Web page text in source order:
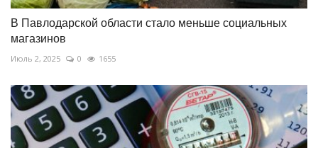
В Павлодарской области стало меньше социальных
магазинов
Июль 2, 2025 0 1655